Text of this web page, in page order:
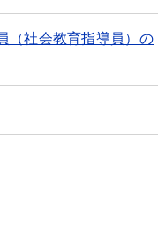
社会教育指導員）の